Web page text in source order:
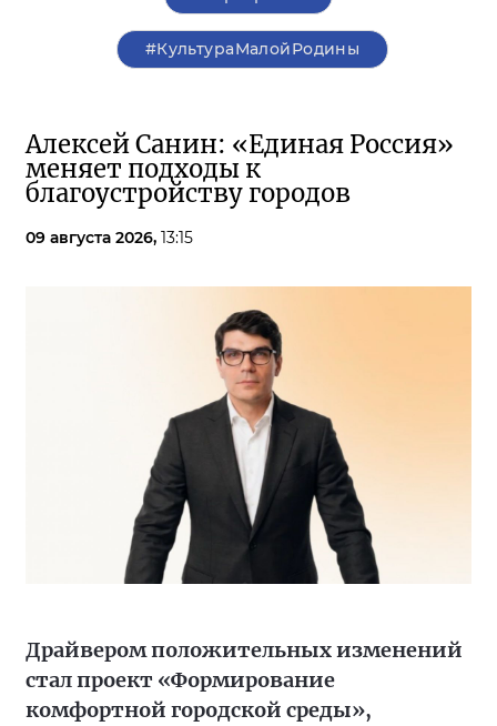
#КультураМалойРодины
Алексей Санин: «Единая Россия»
меняет подходы к
благоустройству городов
09 августа 2026, 13:15
Драйвером положительных изменений
стал проект «Формирование
комфортной городской среды»,